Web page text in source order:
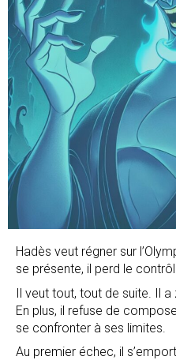
Hadès veut régner sur
se présente, il perd le
Il veut tout, tout de suite. Il
En plus, il refuse de
se confronter à ses limites.
Au premier échec, il